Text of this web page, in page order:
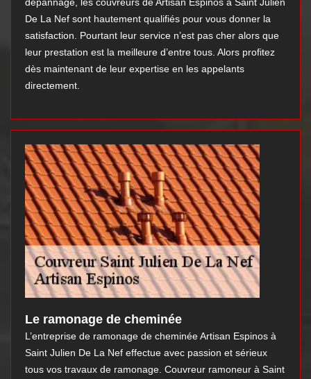
De La Nef sont hautement qualifiés pour vous donner la
satisfaction. Pourtant leur service n’est pas cher alors que
leur prestation est la meilleure d’entre tous. Alors profitez
dès maintenant de leur expertise en les appelants
directement.
Le ramonage de cheminée
L’entreprise de ramonage de cheminée Artisan Espinos à
Saint Julien De La Nef effectue avec passion et sérieux
tous vos travaux de ramonage. Couvreur ramoneur à Saint